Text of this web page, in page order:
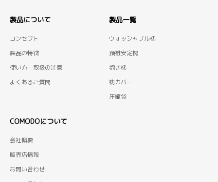
製品について
コンセプト
製品の特徴
使い方・取扱の注意
よくあるご質問
製品一覧
ウォッシャブル枕
頚椎安定枕
抱き枕
枕カバー
圧縮袋
COMODOについて
会社概要
販売店情報
お問い合わせ